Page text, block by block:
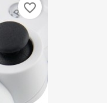
favorite_border